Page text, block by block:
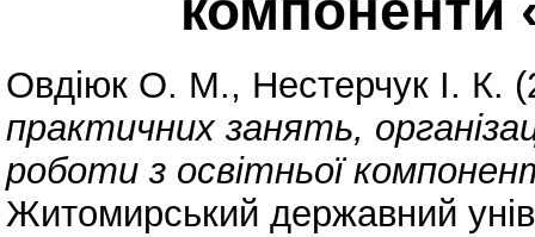
Овдіюк О. М., Нестерчук І. К.
практичних занять,
роботи з освітньої
Житомирський державний